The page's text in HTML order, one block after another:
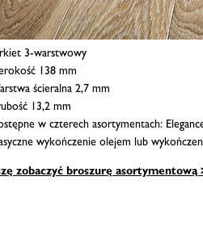
3-warstwowy
138 mm
ścieralna 2,7 mm
13,2 mm
w czterech asortymentach:
wykończenie olejem lub
zobaczyć broszurę asortymentową